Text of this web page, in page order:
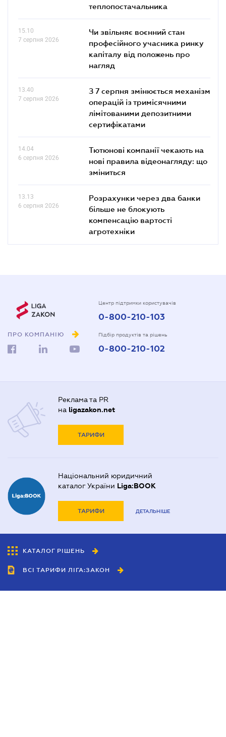
теплопостачальника
15.10
7 серпня 2026
Чи звільняє воєнний стан
професійного учасника ринку
капіталу від положень про
нагляд
13.40
7 серпня 2026
З 7 серпня змінюється механізм
операцій із тримісячними
лімітованими депозитними
сертифікатами
14.04
6 серпня 2026
Тютюнові компанії чекають на
нові правила відеонагляду: що
зміниться
13.13
6 серпня 2026
Розрахунки через два банки
більше не блокують
компенсацію вартості
агротехніки
ПРО КОМПАНІЮ
Центр підтримки користувачів
0-800-210-103
Підбір продуктів та рішень
0-800-210-102
Реклама та PR
на ligazakon.net
ТАРИФИ
Національний юридичний
каталог України Liga:BOOK
ТАРИФИ ДЕТАЛЬНІШЕ
КАТАЛОГ РІШЕНЬ
ВСІ ТАРИФИ ЛІГА:ЗАКОН